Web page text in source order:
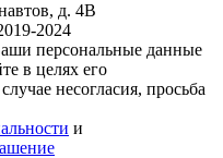
д. 4В
2024
персональные данные
в целях его
несогласия, просьба
и